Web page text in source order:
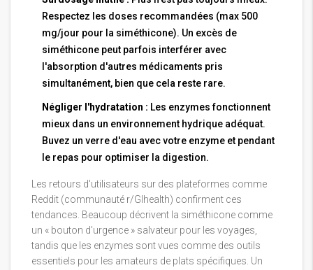
Respectez les doses recommandées (max 500
mg/jour pour la siméthicone). Un excès de
siméthicone peut parfois interférer avec
l'absorption d'autres médicaments pris
simultanément, bien que cela reste rare.
Négliger l'hydratation : Les enzymes fonctionnent
mieux dans un environnement hydrique adéquat.
Buvez un verre d'eau avec votre enzyme et pendant
le repas pour optimiser la digestion.
Les retours d'utilisateurs sur des plateformes comme
Reddit (communauté r/GIhealth) confirment ces
tendances. Beaucoup décrivent la siméthicone comme
un « bouton d'urgence » salvateur pour les voyages,
tandis que les enzymes sont vues comme des outils
essentiels pour les amateurs de plats spécifiques. Un